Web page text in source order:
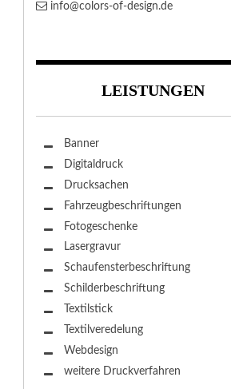
info@colors-of-design.de
LEISTUNGEN
Banner
Digitaldruck
Drucksachen
Fahrzeugbeschriftungen
Fotogeschenke
Lasergravur
Schaufensterbeschriftung
Schilderbeschriftung
Textilstick
Textilveredelung
Webdesign
weitere Druckverfahren